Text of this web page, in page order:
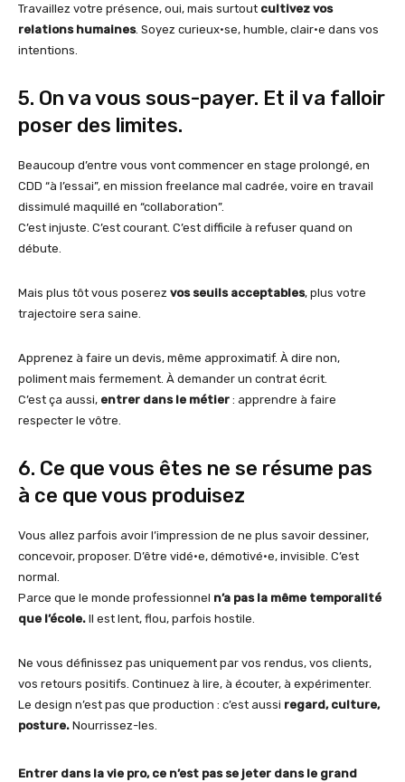
Travaillez votre présence, oui, mais surtout cultivez vos
relations humaines. Soyez curieux·se, humble, clair·e dans vos
intentions.
5. On va vous sous-payer. Et il va falloir
poser des limites.
Beaucoup d’entre vous vont commencer en stage prolongé, en
CDD “à l’essai”, en mission freelance mal cadrée, voire en travail
dissimulé maquillé en “collaboration”.
C’est injuste. C’est courant. C’est difficile à refuser quand on
débute.
Mais plus tôt vous poserez vos seuils acceptables, plus votre
trajectoire sera saine.
Apprenez à faire un devis, même approximatif. À dire non,
poliment mais fermement. À demander un contrat écrit.
C’est ça aussi, entrer dans le métier : apprendre à faire
respecter le vôtre.
6. Ce que vous êtes ne se résume pas
à ce que vous produisez
Vous allez parfois avoir l’impression de ne plus savoir dessiner,
concevoir, proposer. D’être vidé·e, démotivé·e, invisible. C’est
normal.
Parce que le monde professionnel n’a pas la même temporalité
que l’école. Il est lent, flou, parfois hostile.
Ne vous définissez pas uniquement par vos rendus, vos clients,
vos retours positifs. Continuez à lire, à écouter, à expérimenter.
Le design n’est pas que production : c’est aussi regard, culture,
posture. Nourrissez-les.
Entrer dans la vie pro, ce n’est pas se jeter dans le grand